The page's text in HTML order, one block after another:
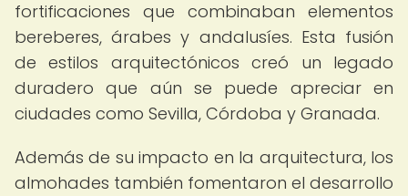
fortificaciones que combinaban elementos
bereberes, árabes y andalusíes. Esta fusión
de estilos arquitectónicos creó un legado
duradero que aún se puede apreciar en
ciudades como Sevilla, Córdoba y Granada.
Además de su impacto en la arquitectura, los
almohades también fomentaron el desarrollo